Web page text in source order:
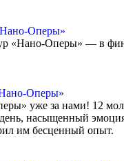
Оперы»
«Нано-Оперы» — в
Оперы»
уже за нами! 12
насыщенный
им бесценный опыт.